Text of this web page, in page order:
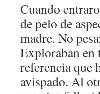
Cuando
de pelo de
madre. No
Exploraban en
referencia que
avispado. Al